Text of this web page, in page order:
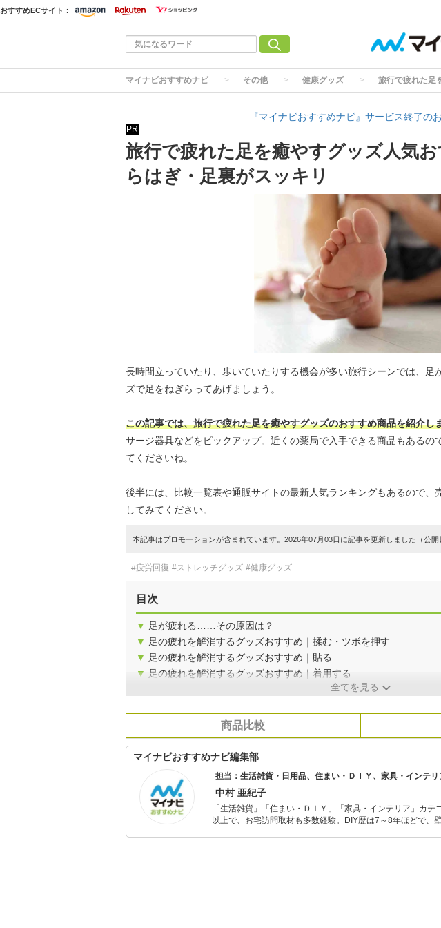
おすすめECサイト：
マイナビおすすめナビ その他 健康グッズ 旅行で疲れた足
『マイナビおすすめナビ』サービス終了の
PR
旅行で疲れた足を癒やすグッズ人気お
らはぎ・足裏がスッキリ
長時間立っていたり、歩いていたりする機会が多い旅行シーンでは、足
ズで足をねぎらってあげましょう。
この記事では、旅行で疲れた足を癒やすグッズのおすすめ商品を紹介し
サージ器具などをピックアップ。近くの薬局で入手できる商品もあるの
てくださいね。
後半には、比較一覧表や通販サイトの最新人気ランキングもあるので、
してみてください。
本記事はプロモーションが含まれています。2026年07月03日に記事を更新しました（公開
#疲労回復 #ストレッチグッズ #健康グッズ
目次
▼ 足が疲れる……その原因は？
▼ 足の疲れを解消するグッズおすすめ｜揉む・ツボを押す
▼ 足の疲れを解消するグッズおすすめ｜貼る
▼ 足の疲れを解消するグッズおすすめ｜着用する
全てを見る
商品比較
マイナビおすすめナビ編集部
担当：生活雑貨・日用品、住まい・ＤＩＹ、家具・インテリ
中村 亜紀子
「生活雑貨」「住まい・ＤＩＹ」「家具・インテリア」カ
以上で、お宅訪問取材も多数経験。DIY歴は7～8年ほどで、